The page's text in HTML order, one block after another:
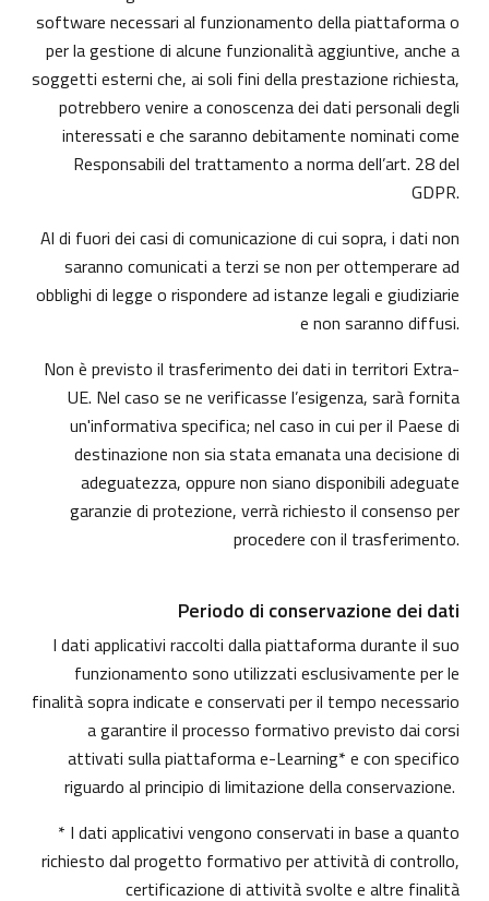
software necessari al funzionamento della piattaforma o
per la gestione di alcune funzionalità aggiuntive, anche a
soggetti esterni che, ai soli fini della prestazione richiesta,
potrebbero venire a conoscenza dei dati personali degli
interessati e che saranno debitamente nominati come
Responsabili del trattamento a norma dell’art. 28 del
GDPR.
Al di fuori dei casi di comunicazione di cui sopra, i dati non
saranno comunicati a terzi se non per ottemperare ad
obblighi di legge o rispondere ad istanze legali e giudiziarie
e non saranno diffusi.
Non è previsto il trasferimento dei dati in territori Extra-
UE. Nel caso se ne verificasse l’esigenza, sarà fornita
un'informativa specifica; nel caso in cui per il Paese di
destinazione non sia stata emanata una decisione di
adeguatezza, oppure non siano disponibili adeguate
garanzie di protezione, verrà richiesto il consenso per
procedere con il trasferimento.
Periodo di conservazione dei dati
I dati applicativi raccolti dalla piattaforma durante il suo
funzionamento sono utilizzati esclusivamente per le
finalità sopra indicate e conservati per il tempo necessario
a garantire il processo formativo previsto dai corsi
attivati sulla piattaforma e-Learning* e con specifico
riguardo al principio di limitazione della conservazione.
* I dati applicativi vengono conservati in base a quanto
richiesto dal progetto formativo per attività di controllo,
certificazione di attività svolte e altre finalità